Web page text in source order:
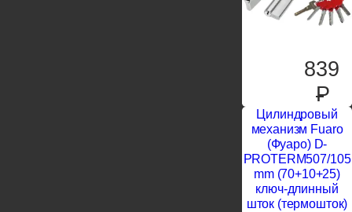
839
P
Цилиндровый
механизм Fuaro
(Фуаро) D-
PROTERM507/105
mm (70+10+25)
ключ-длинный
шток (термошток)